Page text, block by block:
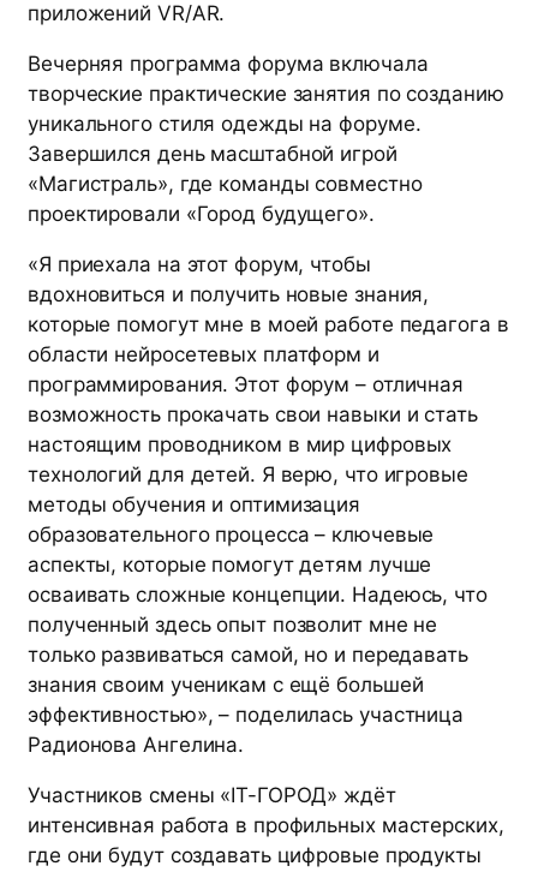
приложений VR/AR.
Вечерняя программа форума включала
творческие практические занятия по созданию
уникального стиля одежды на форуме.
Завершился день масштабной игрой
«Магистраль», где команды совместно
проектировали «Город будущего».
«Я приехала на этот форум, чтобы
вдохновиться и получить новые знания,
которые помогут мне в моей работе педагога в
области нейросетевых платформ и
программирования. Этот форум – отличная
возможность прокачать свои навыки и стать
настоящим проводником в мир цифровых
технологий для детей. Я верю, что игровые
методы обучения и оптимизация
образовательного процесса – ключевые
аспекты, которые помогут детям лучше
осваивать сложные концепции. Надеюсь, что
полученный здесь опыт позволит мне не
только развиваться самой, но и передавать
знания своим ученикам с ещё большей
эффективностью», – поделилась участница
Радионова Ангелина.
Участников смены «IT-ГОРОД» ждёт
интенсивная работа в профильных мастерских,
где они будут создавать цифровые продукты